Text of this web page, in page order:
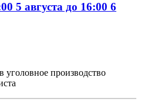
5 августа до 16:00 6
уголовное производство